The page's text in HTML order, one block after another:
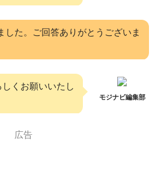
した。ご回答ありがとうございま
くお願いいたし
モジナビ編集部
広告